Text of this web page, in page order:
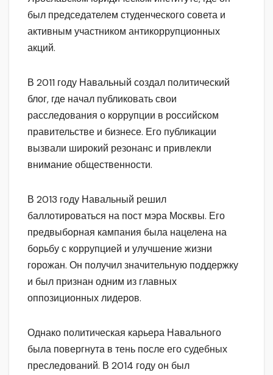
был председателем студенческого совета и
активным участником антикоррупционных
акций.
В 2011 году Навальный создал политический
блог, где начал публиковать свои
расследования о коррупции в российском
правительстве и бизнесе. Его публикации
вызвали широкий резонанс и привлекли
внимание общественности.
В 2013 году Навальный решил
баллотироваться на пост мэра Москвы. Его
предвыборная кампания была нацелена на
борьбу с коррупцией и улучшение жизни
горожан. Он получил значительную поддержку
и был признан одним из главных
оппозиционных лидеров.
Однако политическая карьера Навального
была повергнута в тень после его судебных
преследований. В 2014 году он был